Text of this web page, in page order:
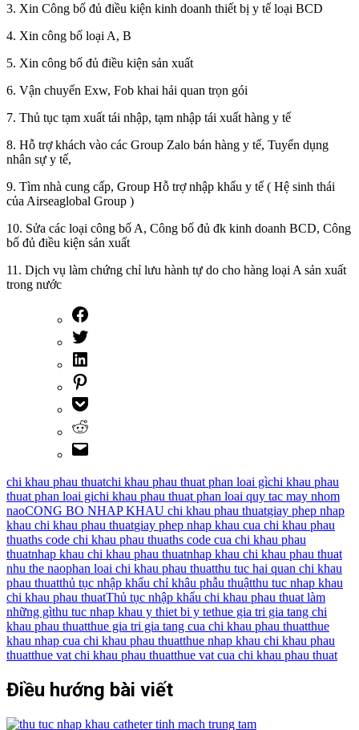
3. Xin Công bố đủ điều kiện kinh doanh thiết bị y tế loại BCD
4. Xin công bố loại A, B
5. Xin công bố đủ điều kiện sản xuất
6. Vận chuyển Exw, Fob khai hải quan trọn gói
7. Thủ tục tạm xuất tái nhập, tạm nhập tái xuất hàng y tế
8. Hỗ trợ khách vào các Group Zalo bán hàng y tế, Tuyển dụng
nhân sự y tế,
9. Tìm nhà cung cấp, Group Hỗ trợ nhập khẩu y tế ( Hệ sinh thái
của Airseaglobal Group )
10. Sửa các loại công bố A, Công bố đủ đk kinh doanh BCD, Công
bố đủ điều kiện sản xuất
11. Dịch vụ làm chứng chỉ lưu hành tự do cho hàng loại A sản xuất
trong nước
chi khau phau thuatchi khau phau thuat phan loai gìchi khau phau
thuat phan loai gichi khau phau thuat phan loai quy tac may nhom
naoCONG BO NHAP KHAU chi khau phau thuatgiay phep nhap
khau chi khau phau thuatgiay phep nhap khau cua chi khau phau
thuaths code chi khau phau thuaths code cua chi khau phau
thuatnhap khau chi khau phau thuatnhap khau chi khau phau thuat
nhu the naophan loai chi khau phau thuatthu tuc hai quan chi khau
phau thuatthủ tục nhập khẩu chỉ khâu phẫu thuậtthu tuc nhap khau
chi khau phau thuatThủ tục nhập khẩu chi khau phau thuat làm
những gìthu tuc nhap khau y thiet bi y tethue gia tri gia tang chi
khau phau thuatthue gia tri gia tang cua chi khau phau thuatthue
khau nhap cua chi khau phau thuatthue nhap khau chi khau phau
thuatthue vat chi khau phau thuatthue vat cua chi khau phau thuat
Điều hướng bài viết